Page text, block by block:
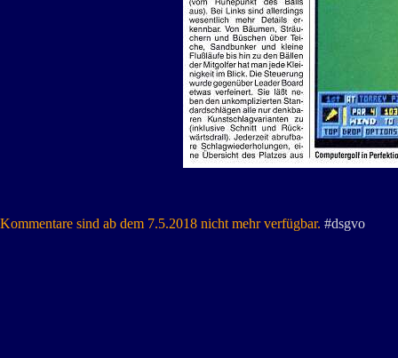
Kommentare sind ab dem 7.5.2018 nicht mehr verfügbar. #dsgvo